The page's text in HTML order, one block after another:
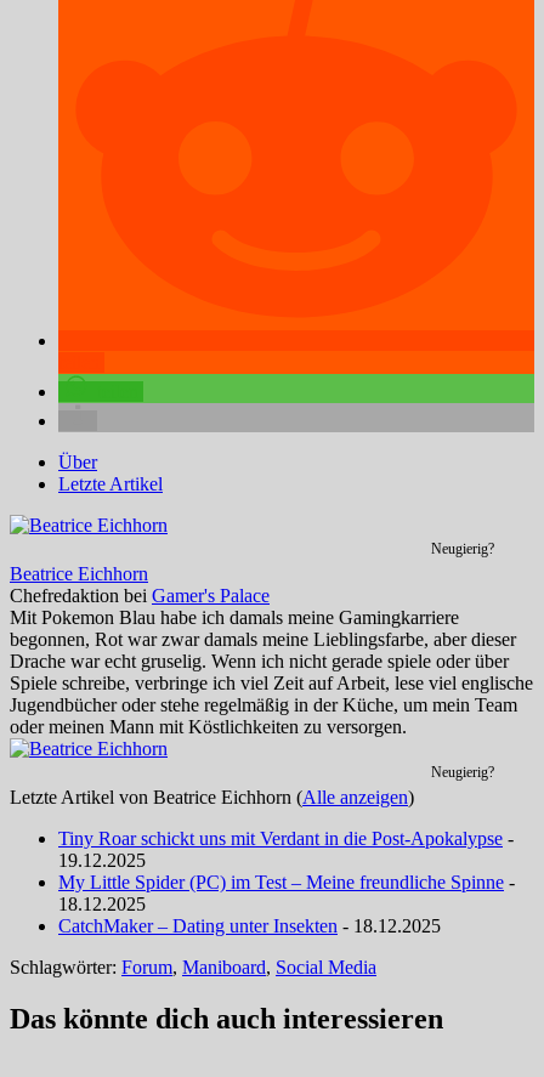
Über
Letzte Artikel
Neugierig?
Beatrice Eichhorn
Chefredaktion bei Gamer's Palace
Mit Pokemon Blau habe ich damals meine Gamingkarriere
begonnen, Rot war zwar damals meine Lieblingsfarbe, aber dieser
Drache war echt gruselig. Wenn ich nicht gerade spiele oder über
Spiele schreibe, verbringe ich viel Zeit auf Arbeit, lese viel englische
Jugendbücher oder stehe regelmäßig in der Küche, um mein Team
oder meinen Mann mit Köstlichkeiten zu versorgen.
Neugierig?
Letzte Artikel von Beatrice Eichhorn (Alle anzeigen)
Tiny Roar schickt uns mit Verdant in die Post-Apokalypse -
19.12.2025
My Little Spider (PC) im Test – Meine freundliche Spinne -
18.12.2025
CatchMaker – Dating unter Insekten - 18.12.2025
Schlagwörter: Forum, Maniboard, Social Media
Das könnte dich auch interessieren